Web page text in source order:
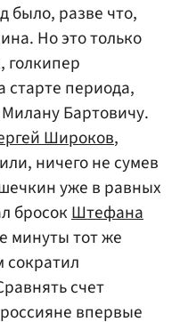
было, разве что,
Но это только
голкипер
старте периода,
Бартовичу.
Широков,
ничего не сумев
уже в равных
бросокШтефана
минуты тот же
счет
впервые